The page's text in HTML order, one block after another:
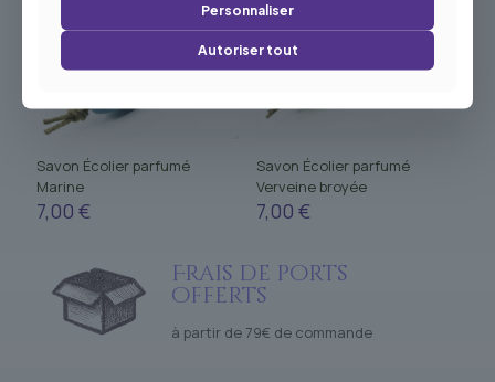
Savon Écolier parfumé
Marine
7,00 €
Savon Écolier parfumé
Verveine broyée
7,00 €
Frais de ports
offerts
à partir de 79€ de commande
Personnaliser
Autoriser tout